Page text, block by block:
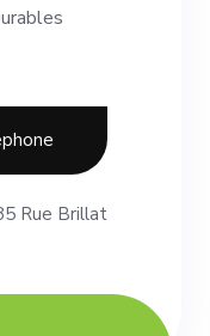
Rue Brillat